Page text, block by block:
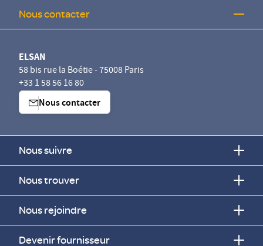
Nous contacter
ELSAN
58 bis rue la Boétie - 75008 Paris
+33 1 58 56 16 80
Nous contacter
Nous suivre
Nous trouver
Nous rejoindre
Devenir fournisseur